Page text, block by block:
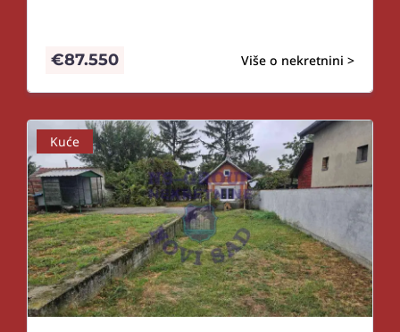
Više o nekretnini >
€87.550
Kuće